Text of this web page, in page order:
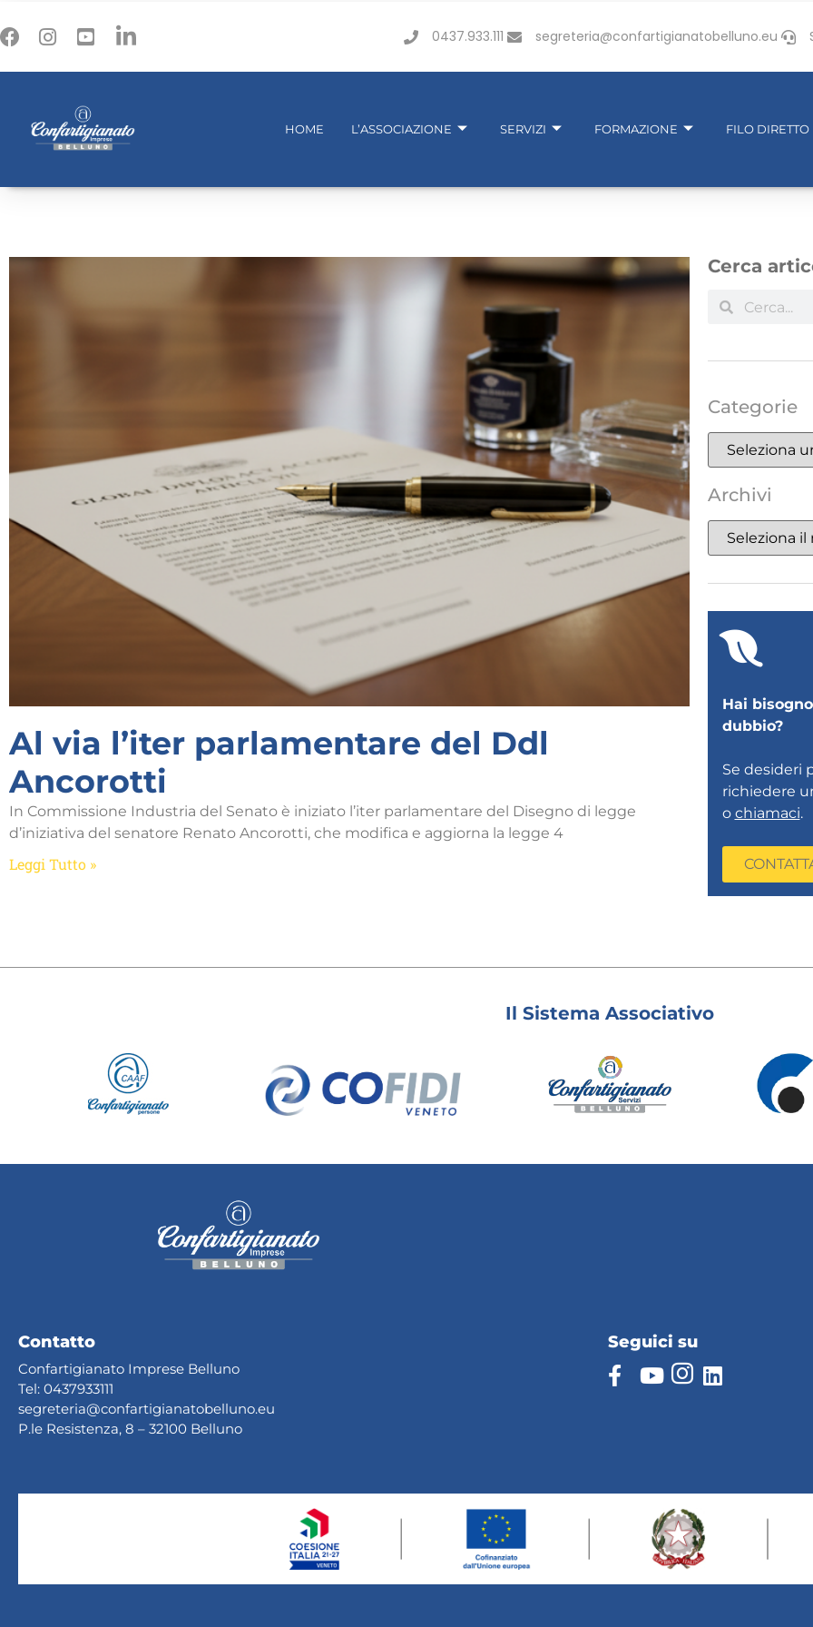
0437.933.111 segreteria@confartigianatobelluno.eu
HOME L’ASSOCIAZIONE SERVIZI FORMAZIONE FILO DIRETTO
Al via l’iter parlamentare del Ddl
Ancorotti
In Commissione Industria del Senato è iniziato l’iter parlamentare del Disegno di legge
d’iniziativa del senatore Renato Ancorotti, che modifica e aggiorna la legge 4
Leggi Tutto »
Cerca
Categorie
Archivi
Hai
dubbio?
Se desideri
richiedere
o chiamaci.
Il Sistema Associativo
Contatto
Confartigianato Imprese Belluno
Tel: 0437933111
segreteria@confartigianatobelluno.eu
P.le Resistenza, 8 – 32100 Belluno
Seguici su